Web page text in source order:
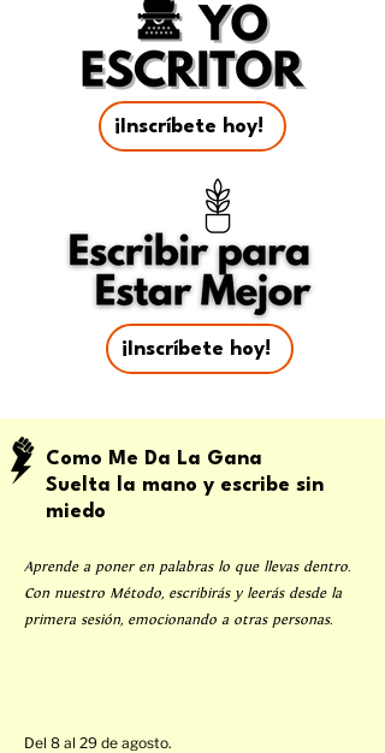
¡Inscríbete hoy!
¡Inscríbete hoy!
Como Me Da La Gana
Suelta la mano y escribe sin
miedo
Aprende a poner en palabras lo que llevas dentro.
Con nuestro Método, escribirás y leerás desde la
primera sesión, emocionando a otras personas.
Del 8 al 29 de agosto.